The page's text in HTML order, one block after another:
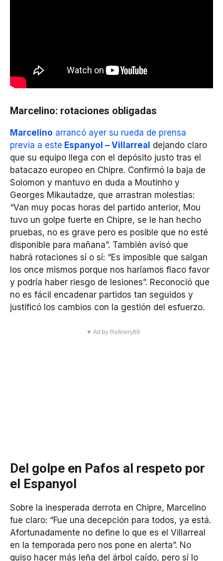
Marcelino: rotaciones obligadas
Marcelino arrancó ayer su rueda de prensa
previa a este Espanyol – Villarreal dejando claro
que su equipo llega con el depósito justo tras el
batacazo europeo en Chipre. Confirmó la baja de
Solomon y mantuvo en duda a Moutinho y
Georges Mikautadze, que arrastran molestias:
“Van muy pocas horas del partido anterior, Mou
tuvo un golpe fuerte en Chipre, se le han hecho
pruebas, no es grave pero es posible que no esté
disponible para mañana”. También avisó que
habrá rotaciones sí o sí: “Es imposible que salgan
los once mismos porque nos haríamos flaco favor
y podría haber riesgo de lesiones”. Reconoció que
no es fácil encadenar partidos tan seguidos y
justificó los cambios con la gestión del esfuerzo.
▼ Ad by Refinery89
Del golpe en Pafos al respeto por
el Espanyol
Sobre la inesperada derrota en Chipre, Marcelino
fue claro: “Fue una decepción para todos, ya está.
Afortunadamente no define lo que es el Villarreal
en la temporada pero nos pone en alerta”. No
quiso hacer más leña del árbol caído, pero sí lo